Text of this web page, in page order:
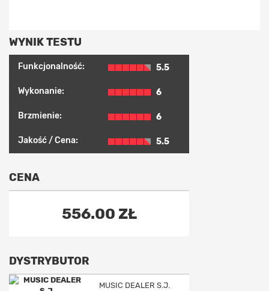
WYNIK TESTU
Funkcjonalność: 5.5
Wykonanie: 6
Brzmienie: 6
Jakość / Cena: 5.5
CENA
556.00 ZŁ
DYSTRYBUTOR
MUSIC DEALER S.J.